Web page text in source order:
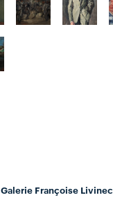
Galerie Françoise Livinec